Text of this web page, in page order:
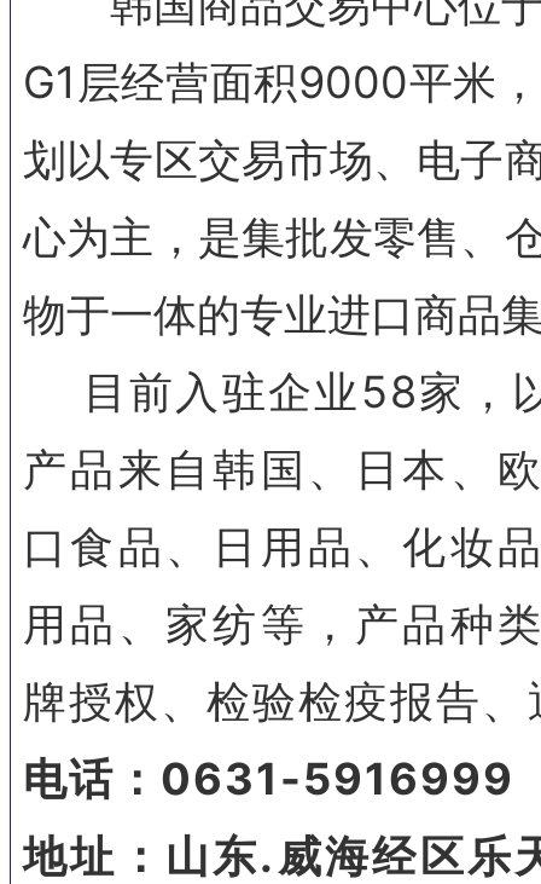
G1层经营面积9000平米
划以专区交易市场、电子
心为主，是集批发零售、
物于一体的专业进口商品
目前入驻企业58家，
产品来自韩国、日本、
口食品、日用品、化妆
用品、家纺等，产品种
牌授权、检验检疫报告
电话：0631-5916999
地址：山东.威海经区乐